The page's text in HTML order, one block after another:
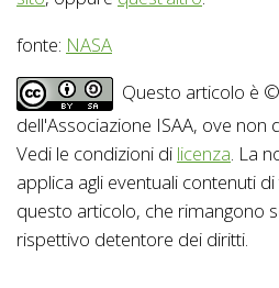
fonte: NASA
Questo articolo è
dell'Associazione ISAA, ove non
Vedi le condizioni di licenza. La
applica agli eventuali contenuti
questo articolo, che rimangono
rispettivo detentore dei diritti.